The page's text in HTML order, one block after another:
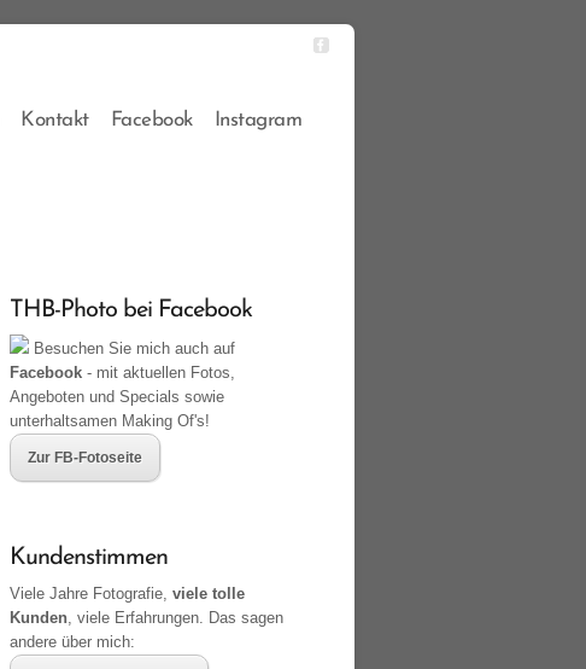
Kontakt Facebook Instagram
THB-Photo bei Facebook
Besuchen Sie mich auch auf
Facebook - mit aktuellen Fotos,
Angeboten und Specials sowie
unterhaltsamen Making Of's!
Zur FB-Fotoseite
Kundenstimmen
Viele Jahre Fotografie, viele tolle
Kunden, viele Erfahrungen. Das sagen
andere über mich: